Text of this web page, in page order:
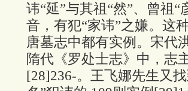
讳“延”与其祖“然”、曾祖“
音，有犯“家讳”之嫌。这
唐墓志中都有实例。宋代
隋代《罗处士志》中，志
[28]236-。王飞娜先生又